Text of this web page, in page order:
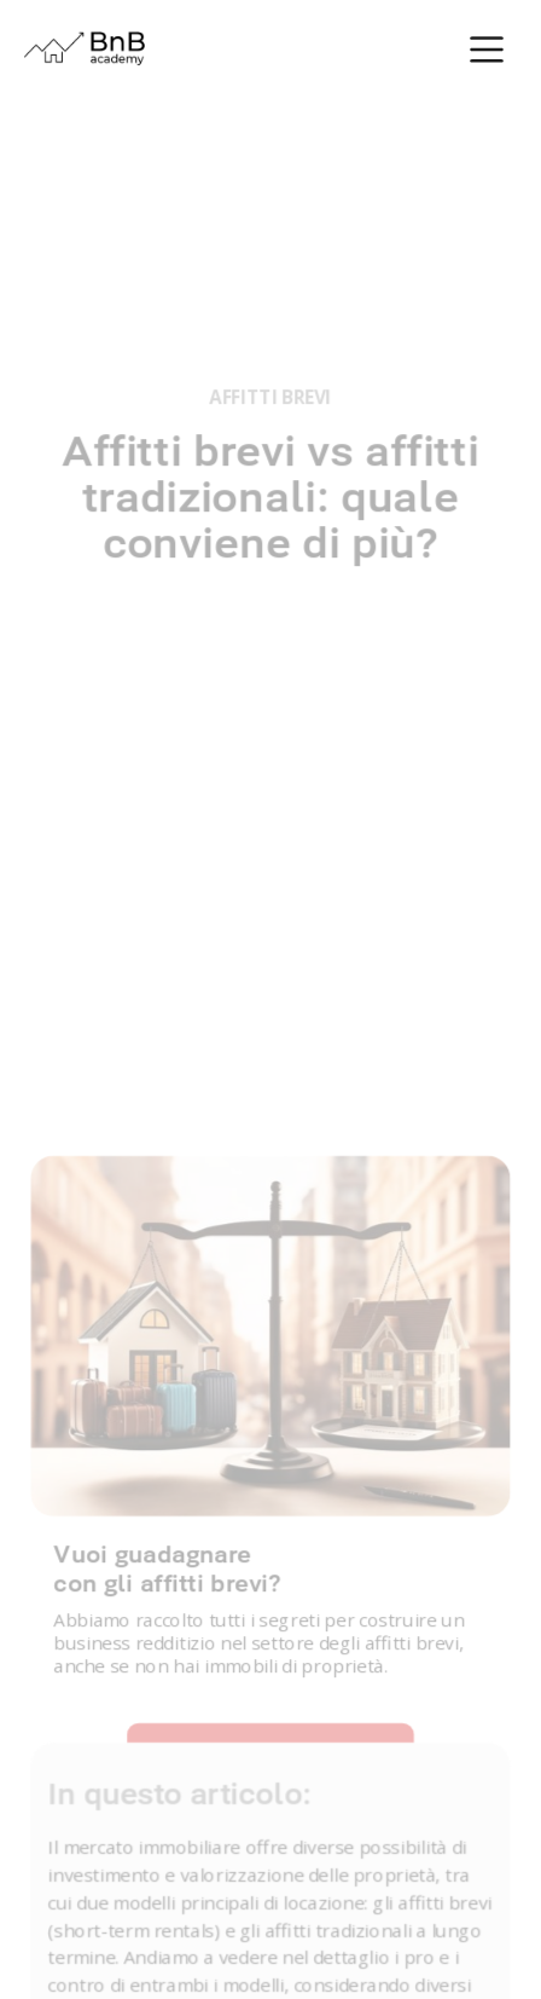
AFFITTI BREVI
Affitti brevi vs affitti
tradizionali: quale
conviene di più?
In questo articolo:
Il mercato immobiliare offre diverse possibilità di
investimento e valorizzazione delle proprietà, tra
cui due modelli principali di locazione: gli affitti brevi
(short-term rentals) e gli affitti tradizionali a lungo
termine. Andiamo a vedere nel dettaglio i pro e i
contro di entrambi i modelli, considerando diversi
Vuoi guadagnare
con gli affitti brevi?
Abbiamo raccolto tutti i segreti per costruire un
business redditizio nel settore degli affitti brevi,
anche se non hai immobili di proprietà.